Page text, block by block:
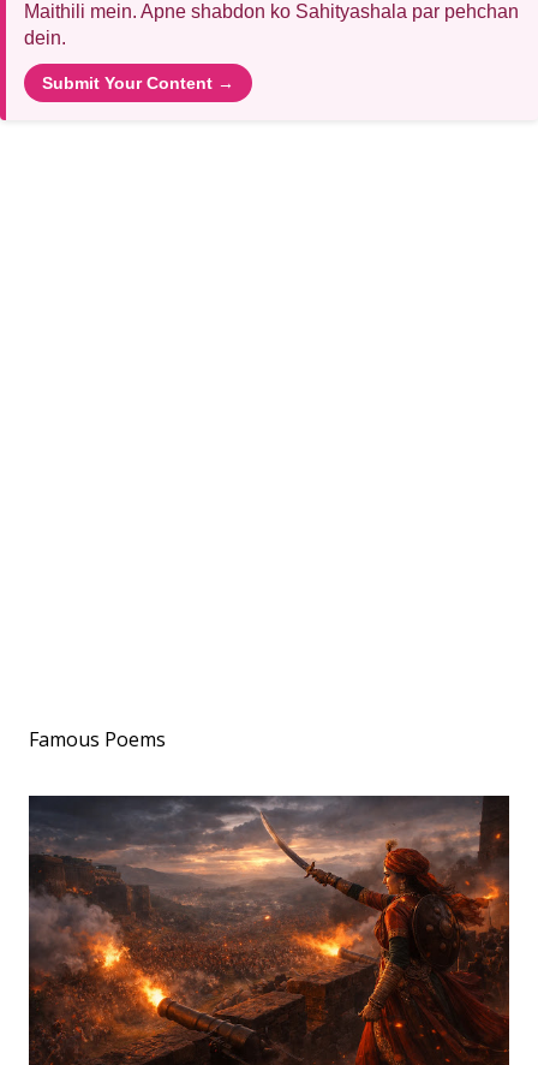
Maithili mein. Apne shabdon ko Sahityashala par pehchan
dein.
Submit Your Content →
Famous Poems